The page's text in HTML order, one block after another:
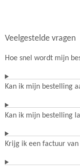
Veelgestelde vragen
Hoe snel wordt mijn
Kan ik mijn bestelling
Kan ik mijn bestelling
Krijg ik een factuur